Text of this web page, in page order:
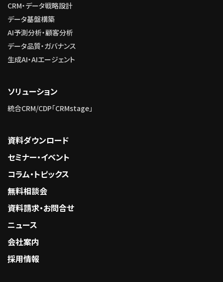
CRM・データ戦略設計
データ基盤構築
AI予測分析・顧客分析
データ品質・ガバナンス
生成AI・AIエージェント
ソリューション
統合CRM/CDP「CRMstage」
資料ダウンロード
セミナー・イベント
コラム・トピックス
無料相談会
資料請求・お問合せ
ニュース
会社案内
採用情報